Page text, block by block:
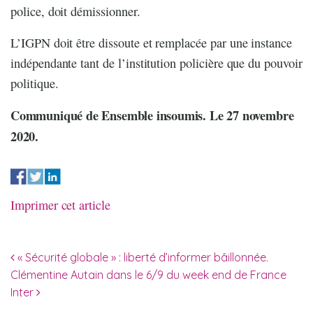
police, doit démissionner.
L’IGPN doit être dissoute et remplacée par une instance
indépendante tant de l’institution policière que du pouvoir
politique.
Communiqué de Ensemble insoumis. Le 27 novembre
2020.
Imprimer cet article
Navigation des articles
« Sécurité globale » : liberté d’informer bâillonnée.
Clémentine Autain dans le 6/9 du week end de France
Inter